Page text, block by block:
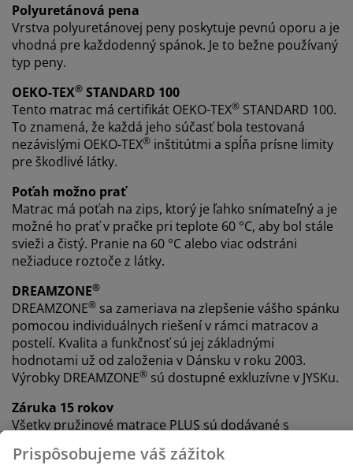
Polyuretánová pena
Vrstva polyuretánovej peny poskytuje pevnú oporu a je
vhodná pre každodenný spánok. Je to bežne používaný
typ peny.
OEKO-TEX® STANDARD 100
Tento matrac má certifikát OEKO-TEX® STANDARD 100.
To znamená, že každá jeho súčasť bola testovaná
nezávislými OEKO-TEX® inštitútmi a spĺňa prísne limity
pre škodlivé látky.
Poťah možno prať
Matrac má poťah na zips, ktorý je ľahko snímateľný a je
možné ho prať v pračke pri teplote 60 °C, aby bol stále
svieži a čistý. Pranie na 60 °C alebo viac odstráni
nežiaduce roztoče z látky.
DREAMZONE®
DREAMZONE® sa zameriava na zlepšenie vášho spánku
pomocou individuálnych riešení v rámci matracov a
postelí. Kvalita a funkčnosť sú jej základnými
hodnotami už od založenia v Dánsku v roku 2003.
Výrobky DREAMZONE® sú dostupné exkluzívne v JYSKu.
Záruka 15 rokov
Všetky pružinové matrace PLUS sú dodávané s
istí pri výbere matraca.